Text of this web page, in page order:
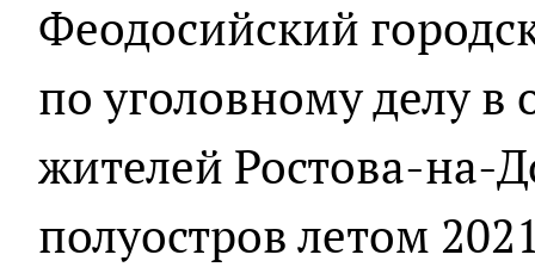
Феодосийский
по уголовному делу в
жителей Ростова-на-
полуостров летом